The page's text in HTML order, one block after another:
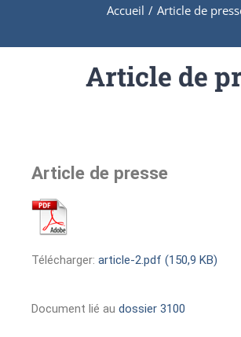
Accueil / Article de
Article de
Article de presse
Télécharger: article-2.pdf (150,9 KB)
Document lié au dossier 3100